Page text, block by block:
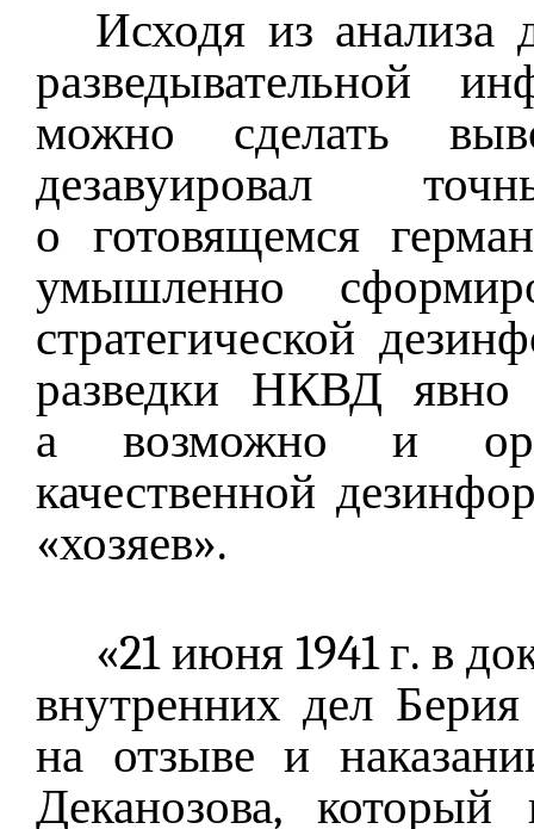
Исходя из анализа
разведывательной
можно сделать
дезавуировал
о готовящемся
умышленно
стратегической
разведки НКВД явно
а возможно и
качественной
«хозяев».
«21 июня 1941 г. в
внутренних дел
на отзыве и
Деканозова, который